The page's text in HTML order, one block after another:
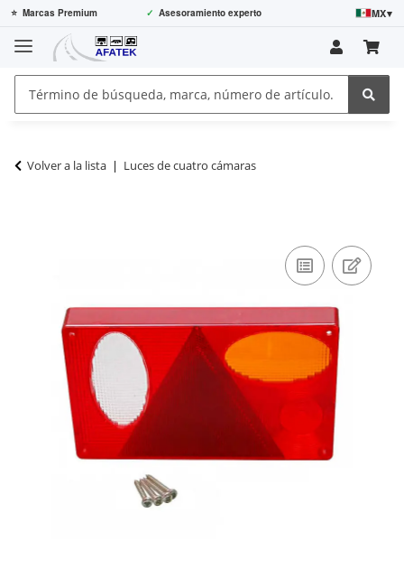
⭐ Marcas Premium ✓ Asesoramiento experto MX▾
Volver a la lista Luces de cuatro cámaras